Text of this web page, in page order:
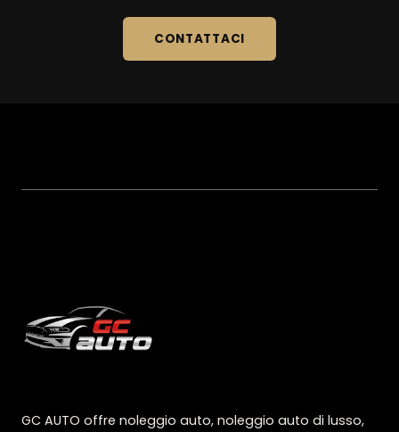
CONTATTACI
GC AUTO offre noleggio auto, noleggio auto di lusso,